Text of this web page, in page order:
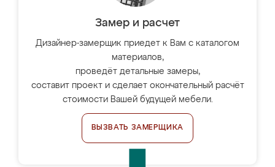
Замер и расчет
Дизайнер-замерщик приедет к Вам с каталогом
материалов,
проведёт детальные замеры,
составит проект и сделает окончательный расчёт
стоимости Вашей будущей мебели.
ВЫЗВАТЬ ЗАМЕРЩИКА